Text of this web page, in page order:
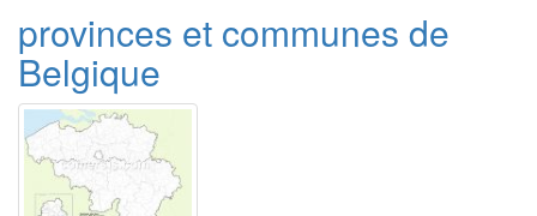
provinces et communes de
Belgique